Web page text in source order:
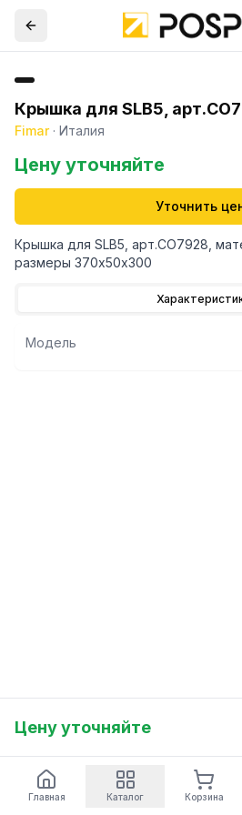
Крышка для SLB5,
Fimar· Италия
Цену уточняйте
Уточнить
Крышка для SLB5, арт.CO7928,
размеры 370х50х300
Модель
Цену уточняйте
Главная Каталог Корзина